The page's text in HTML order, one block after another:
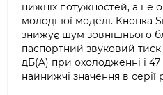
нижніх потужностей, а не
молодшої моделі. Кнопка
знижує шум зовнішнього
паспортний звуковий тиск
дБ(A) при охолодженні і 47
найнижчі значення в серії